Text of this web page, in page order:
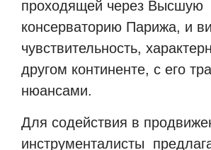
проходящей через Высшую
консерваторию Парижа, и
чувствительность,
другом континенте, с его
нюансами.
Для содействия в
инструменталисты